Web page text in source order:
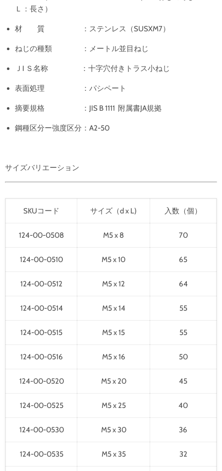
Ｌ：長さ）
材 質 ：ステンレス（SUSXM7）
ねじの種類 ：メートル並目ねじ
ＪI Ｓ名称 ：十字穴付きトラス小ねじ
表面処理 ：パシペート
摘要規格 ：JIS B 1111 附属書JA規拠
鋼種区分ー強度区分 ：A2-50
サイズバリエーション
SKUコード サイズ（d x L) 入数（個）
124-00-0508 M5 x 8 70
124-00-0510 M5 x 10 65
124-00-0512 M5 x 12 64
124-00-0514 M5 x 14 55
124-00-0515 M5 x 15 55
124-00-0516 M5 x 16 50
124-00-0520 M5 x 20 45
124-00-0525 M5 x 25 40
124-00-0530 M5 x 30 36
124-00-0535 M5 x 35 32